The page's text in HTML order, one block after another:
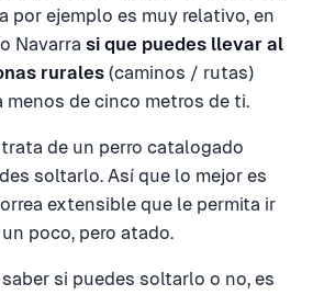
por ejemplo es muy relativo, en
Navarra si que puedes llevar al
rurales (caminos / rutas)
menos de cinco metros de ti.
de un perro catalogado
soltarlo. Así que lo mejor es
extensible que le permita ir
poco, pero atado.
si puedes soltarlo o no, es